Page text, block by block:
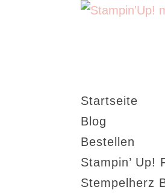
Startseite
Blog
Bestellen
Stampin’ Up!
Stempelherz